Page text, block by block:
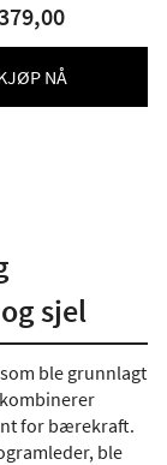
NÅ
sjel
ble grunnlagt
for bærekraft.
ble